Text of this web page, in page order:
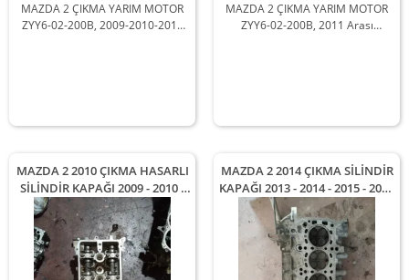
MAZDA 2 ÇIKMA YARIM MOTOR
ZYY6-02-200B, 2009-2010-2011
MAZDA 2 ÇIKMA YARIM MOTOR
ZYY6-02-200B, 2011 Arası
MAZDA 2 2010 ÇIKMA HASARLI
SİLİNDİR KAPAĞI 2009 - 2010 -
2011 Arası Modellerle
Uyumludur
MAZDA 2 2014 ÇIKMA SİLİNDİR
KAPAĞI 2013 - 2014 - 2015 - 2016
- 2017 - 2018 Arası Modellerle
Uyumludur